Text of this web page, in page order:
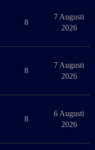
8
7 Augusti
2026
8
7 Augusti
2026
8
6 Augusti
2026